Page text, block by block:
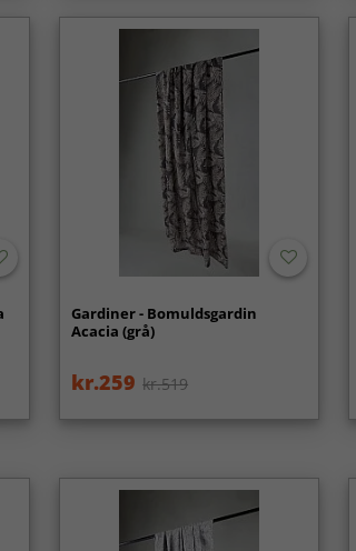
Gardiner - Bomuldsgardin
Acacia (grå)
kr.259 kr.519